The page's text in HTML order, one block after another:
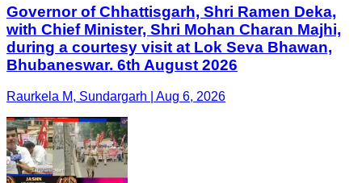
Governor of Chhattisgarh, Shri Ramen Deka,
with Chief Minister, Shri Mohan Charan Majhi,
during a courtesy visit at Lok Seva Bhawan,
Bhubaneswar. 6th August 2026
Raurkela M, Sundargarh | Aug 6, 2026